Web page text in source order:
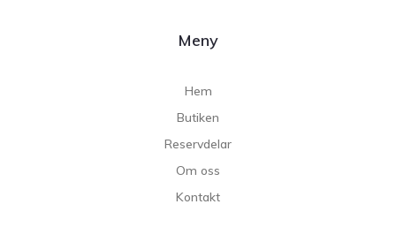
Meny
Hem
Butiken
Reservdelar
Om oss
Kontakt